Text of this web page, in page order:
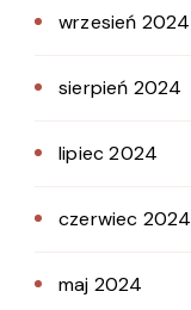
wrzesień 2024
sierpień 2024
lipiec 2024
czerwiec 2024
maj 2024